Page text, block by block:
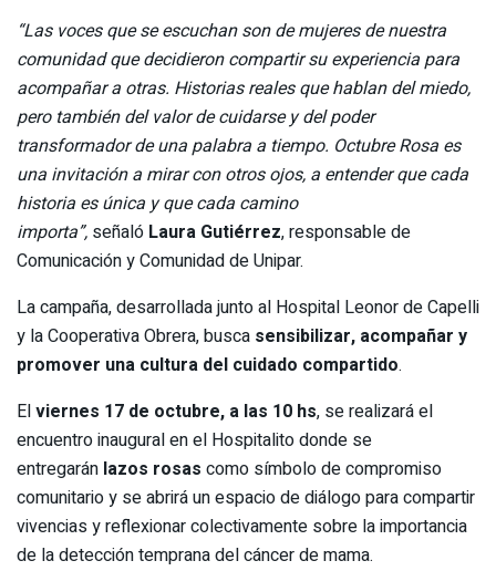
“Las voces que se escuchan son de mujeres de nuestra
comunidad que decidieron compartir su experiencia para
acompañar a otras. Historias reales que hablan del miedo,
pero también del valor de cuidarse y del poder
transformador de una palabra a tiempo. Octubre Rosa es
una invitación a mirar con otros ojos, a entender que cada
historia es única y que cada camino
importa”, señaló Laura Gutiérrez, responsable de
Comunicación y Comunidad de Unipar.
La campaña, desarrollada junto al Hospital Leonor de Capelli
y la Cooperativa Obrera, busca sensibilizar, acompañar y
promover una cultura del cuidado compartido.
Elviernes 17 de octubre, a las 10 hs, se realizará el
encuentro inaugural en el Hospitalito donde se
entregarán lazos rosas como símbolo de compromiso
comunitario y se abrirá un espacio de diálogo para compartir
vivencias y reflexionar colectivamente sobre la importancia
de la detección temprana del cáncer de mama.